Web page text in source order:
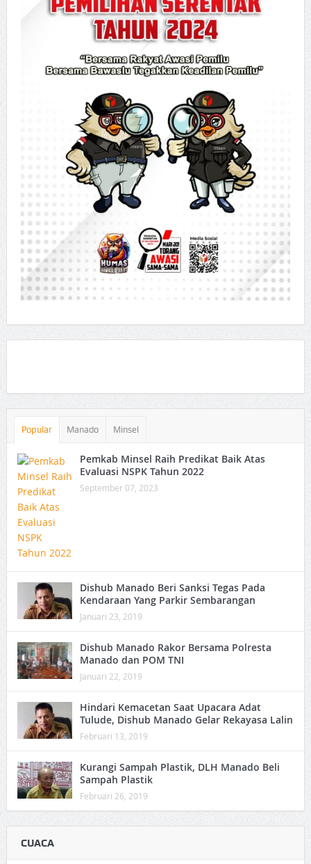
Popular Manado Minsel
Pemkab Minsel Raih Predikat Baik Atas
Evaluasi NSPK Tahun 2022
September 07, 2023
Dishub Manado Beri Sanksi Tegas Pada
Kendaraan Yang Parkir Sembarangan
Januari 23, 2019
Dishub Manado Rakor Bersama Polresta
Manado dan POM TNI
Januari 22, 2019
Hindari Kemacetan Saat Upacara Adat
Tulude, Dishub Manado Gelar Rekayasa Lalin
Februari 13, 2019
Kurangi Sampah Plastik, DLH Manado Beli
Sampah Plastik
Februari 26, 2019
CUACA